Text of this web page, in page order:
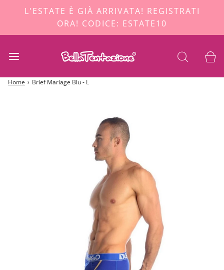
L'ESTATE È GIÀ ARRIVATA! REGISTRATI
ORA! CODICE: ESTATE10
Home › Brief Mariage Blu - L